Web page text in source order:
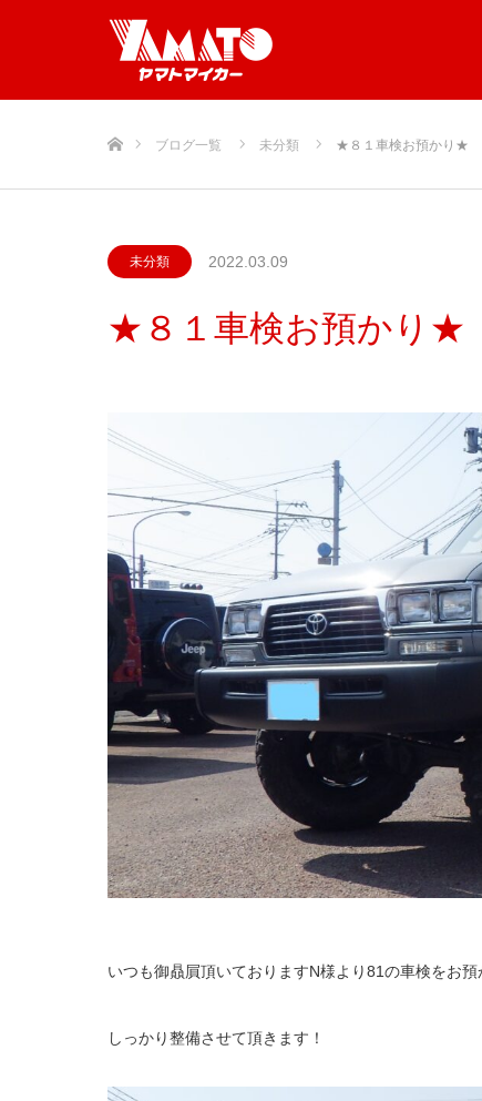
ブログ一覧 未分類 ★８１車検お預かり★
未分類 2022.03.09
★８１車検お預かり★
いつも御贔屓頂いておりますN様より81の車検をお預
しっかり整備させて頂きます！